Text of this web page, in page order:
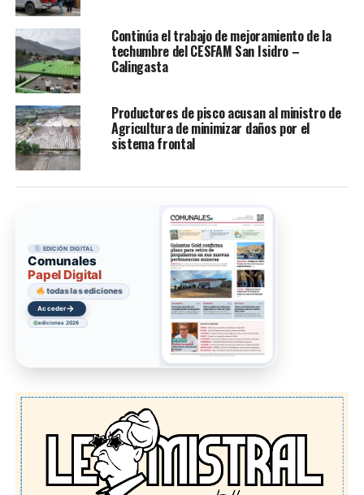
Continúa el trabajo de mejoramiento de la
techumbre del CESFAM San Isidro –
Calingasta
Productores de pisco acusan al ministro de
Agricultura de minimizar daños por el
sistema frontal
EDICIÓN DIGITAL
Comunales
Papel Digital
todas las ediciones
Acceder→
ediciones 2026